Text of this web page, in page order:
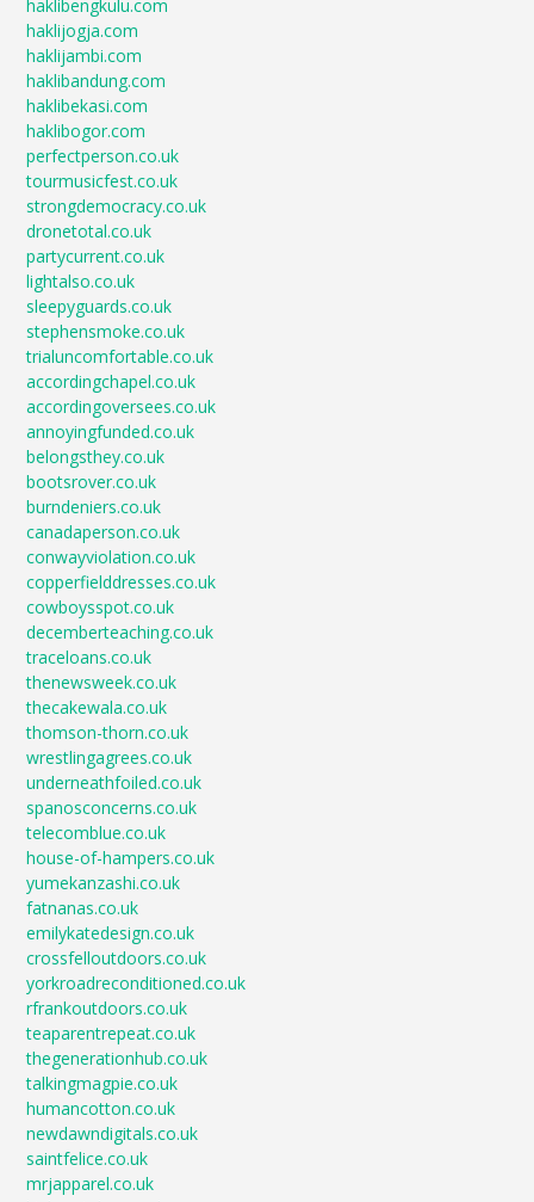
haklibengkulu.com
haklijogja.com
haklijambi.com
haklibandung.com
haklibekasi.com
haklibogor.com
perfectperson.co.uk
tourmusicfest.co.uk
strongdemocracy.co.uk
dronetotal.co.uk
partycurrent.co.uk
lightalso.co.uk
sleepyguards.co.uk
stephensmoke.co.uk
trialuncomfortable.co.uk
accordingchapel.co.uk
accordingoversees.co.uk
annoyingfunded.co.uk
belongsthey.co.uk
bootsrover.co.uk
burndeniers.co.uk
canadaperson.co.uk
conwayviolation.co.uk
copperfielddresses.co.uk
cowboysspot.co.uk
decemberteaching.co.uk
traceloans.co.uk
thenewsweek.co.uk
thecakewala.co.uk
thomson-thorn.co.uk
wrestlingagrees.co.uk
underneathfoiled.co.uk
spanosconcerns.co.uk
telecomblue.co.uk
house-of-hampers.co.uk
yumekanzashi.co.uk
fatnanas.co.uk
emilykatedesign.co.uk
crossfelloutdoors.co.uk
yorkroadreconditioned.co.uk
rfrankoutdoors.co.uk
teaparentrepeat.co.uk
thegenerationhub.co.uk
talkingmagpie.co.uk
humancotton.co.uk
newdawndigitals.co.uk
saintfelice.co.uk
mrjapparel.co.uk